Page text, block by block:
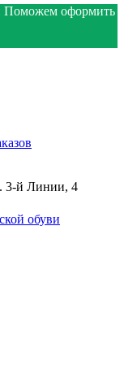
Поможем оформить
3-й Линии, 4